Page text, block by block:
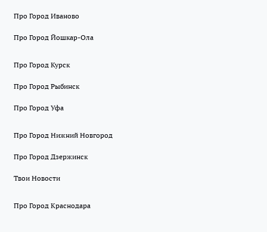
Про Город Иваново
Про Город Йошкар-Ола
Про Город Курск
Про Город Рыбинск
Про Город Уфа
Про Город Нижний Новгород
Про Город Дзержинск
Твои Новости
Про Город Краснодара